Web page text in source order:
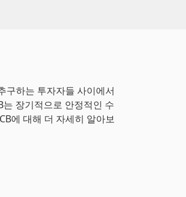
구하는 투자자들 사이에서
장기적으로 안정적인 수
에 대해 더 자세히 알아보